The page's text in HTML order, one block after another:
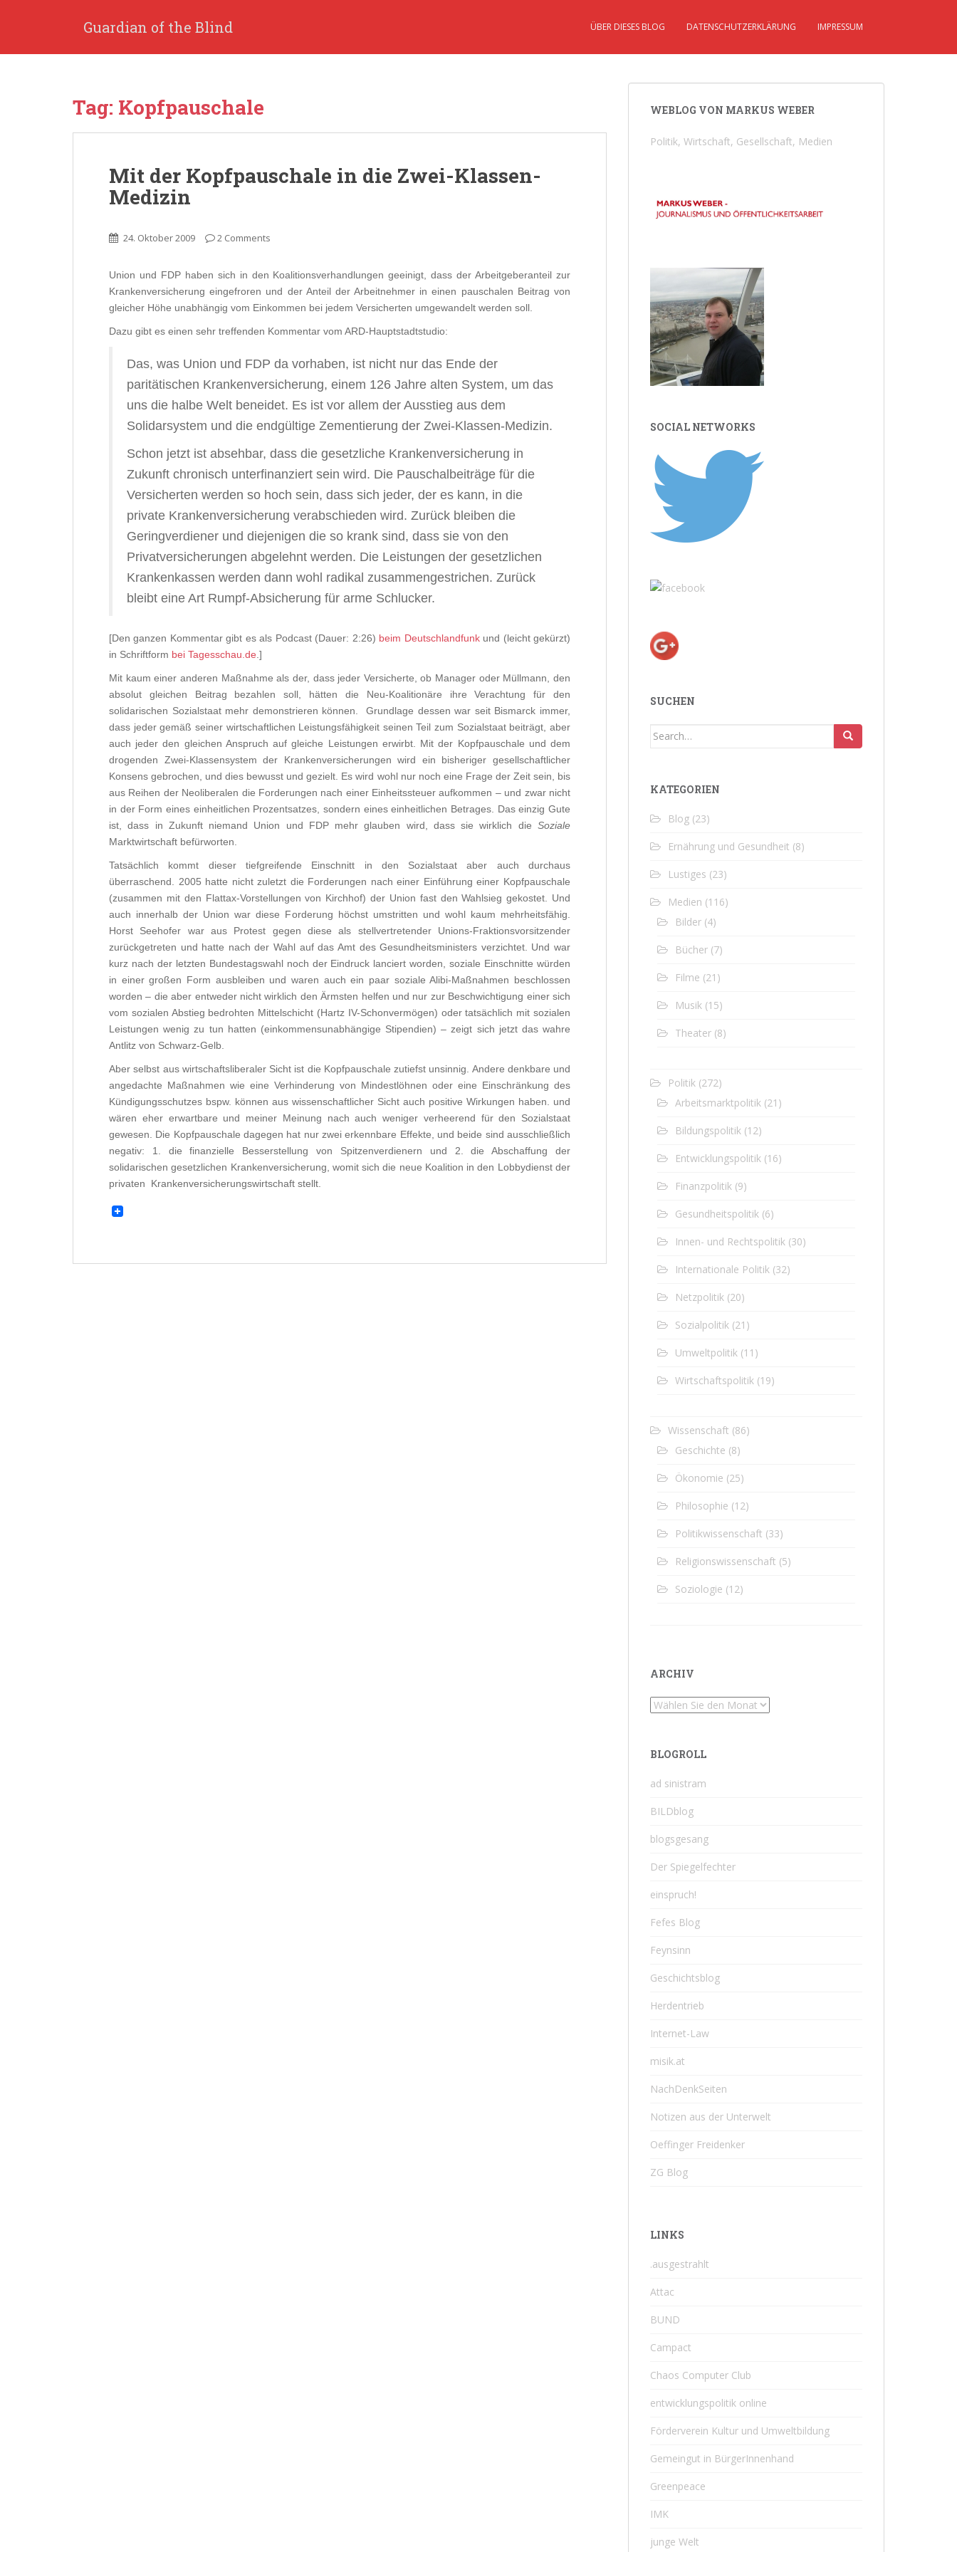
p
Guardian of the Blind ÜBER DIESES BLOG DATENSCHUTZERKLÄRUNG IMPRESSUM
Tag: Kopfpauschale
Mit der Kopfpauschale in die Zwei-Klassen-
Medizin
24. Oktober 2009 2 Comments
Union und FDP haben sich in den Koalitionsverhandlungen geeinigt, dass der Arbeitgeberanteil zur
Krankenversicherung eingefroren und der Anteil der Arbeitnehmer in einen pauschalen Beitrag von
gleicher Höhe unabhängig vom Einkommen bei jedem Versicherten umgewandelt werden soll.
Dazu gibt es einen sehr treffenden Kommentar vom ARD-Hauptstadtstudio:
Das, was Union und FDP da vorhaben, ist nicht nur das Ende der
paritätischen Krankenversicherung, einem 126 Jahre alten System, um das
uns die halbe Welt beneidet. Es ist vor allem der Ausstieg aus dem
Solidarsystem und die endgültige Zementierung der Zwei-Klassen-Medizin.
Schon jetzt ist absehbar, dass die gesetzliche Krankenversicherung in
Zukunft chronisch unterfinanziert sein wird. Die Pauschalbeiträge für die
Versicherten werden so hoch sein, dass sich jeder, der es kann, in die
private Krankenversicherung verabschieden wird. Zurück bleiben die
Geringverdiener und diejenigen die so krank sind, dass sie von den
Privatversicherungen abgelehnt werden. Die Leistungen der gesetzlichen
Krankenkassen werden dann wohl radikal zusammengestrichen. Zurück
bleibt eine Art Rumpf-Absicherung für arme Schlucker.
[Den ganzen Kommentar gibt es als Podcast (Dauer: 2:26) beim Deutschlandfunkund (leicht gekürzt)
in Schriftform bei Tagesschau.de .]
Mit kaum einer anderen Maßnahme als der, dass jeder Versicherte, ob Manager oder Müllmann, den
absolut gleichen Beitrag bezahlen soll, hätten die Neu-Koalitionäre ihre Verachtung für den
solidarischen Sozialstaat mehr demonstrieren können. Grundlage dessen war seit Bismarck immer,
dass jeder gemäß seiner wirtschaftlichen Leistungsfähigkeit seinen Teil zum Sozialstaat beiträgt, aber
auch jeder den gleichen Anspruch auf gleiche Leistungen erwirbt. Mit der Kopfpauschale und dem
drogenden Zwei-Klassensystem der Krankenversicherungen wird ein bisheriger gesellschaftlicher
Konsens gebrochen, und dies bewusst und gezielt. Es wird wohl nur noch eine Frage der Zeit sein, bis
aus Reihen der Neoliberalen die Forderungen nach einer Einheitssteuer aufkommen – und zwar nicht
in der Form eines einheitlichen Prozentsatzes, sondern eines einheitlichen Betrages. Das einzig Gute
ist, dass in Zukunft niemand Union und FDP mehr glauben wird, dass sie wirklich die Soziale
Marktwirtschaft befürworten.
Tatsächlich kommt dieser tiefgreifende Einschnitt in den Sozialstaat aber auch durchaus
überraschend. 2005 hatte nicht zuletzt die Forderungen nach einer Einführung einer Kopfpauschale
(zusammen mit den Flattax-Vorstellungen von Kirchhof) der Union fast den Wahlsieg gekostet. Und
auch innerhalb der Union war diese Forderung höchst umstritten und wohl kaum mehrheitsfähig.
Horst Seehofer war aus Protest gegen diese als stellvertretender Unions-Fraktionsvorsitzender
zurückgetreten und hatte nach der Wahl auf das Amt des Gesundheitsministers verzichtet. Und war
kurz nach der letzten Bundestagswahl noch der Eindruck lanciert worden, soziale Einschnitte würden
in einer großen Form ausbleiben und waren auch ein paar soziale Alibi-Maßnahmen beschlossen
worden – die aber entweder nicht wirklich den Ärmsten helfen und nur zur Beschwichtigung einer sich
vom sozialen Abstieg bedrohten Mittelschicht (Hartz IV-Schonvermögen) oder tatsächlich mit sozialen
Leistungen wenig zu tun hatten (einkommensunabhängige Stipendien) – zeigt sich jetzt das wahre
Antlitz von Schwarz-Gelb.
Aber selbst aus wirtschaftsliberaler Sicht ist die Kopfpauschale zutiefst unsinnig. Andere denkbare und
angedachte Maßnahmen wie eine Verhinderung von Mindestlöhnen oder eine Einschränkung des
Kündigungsschutzes bspw. können aus wissenschaftlicher Sicht auch positive Wirkungen haben. und
wären eher erwartbare und meiner Meinung nach auch weniger verheerend für den Sozialstaat
gewesen. Die Kopfpauschale dagegen hat nur zwei erkennbare Effekte, und beide sind ausschließlich
negativ: 1. die finanzielle Besserstellung von Spitzenverdienern und 2. die Abschaffung der
solidarischen gesetzlichen Krankenversicherung, womit sich die neue Koalition in den Lobbydienst der
privaten Krankenversicherungswirtschaft stellt.
WEBLOG VON MARKUS WEBER
Politik, Wirtschaft, Gesellschaft, Medien
SOCIAL NETWORKS
SUCHEN
Search
KATEGORIEN
Blog (23)
Ernährung und Gesundheit (8)
Lustiges (23)
Medien (116)
Bilder (4)
Bücher (7)
Filme (21)
Musik (15)
Theater (8)
Politik (272)
Arbeitsmarktpolitik (21)
Bildungspolitik (12)
Entwicklungspolitik (16)
Finanzpolitik (9)
Gesundheitspolitik (6)
Innen- und Rechtspolitik (30)
Internationale Politik (32)
Netzpolitik (20)
Sozialpolitik (21)
Umweltpolitik (11)
Wirtschaftspolitik (19)
Wissenschaft (86)
Geschichte (8)
Ökonomie (25)
Philosophie (12)
Politikwissenschaft (33)
Religionswissenschaft (5)
Soziologie (12)
ARCHIV
Archiv
BLOGROLL
ad sinistram
BILDblog
blogsgesang
Der Spiegelfechter
einspruch!
Fefes Blog
Feynsinn
Geschichtsblog
Herdentrieb
Internet-Law
misik.at
NachDenkSeiten
Notizen aus der Unterwelt
Oeffinger Freidenker
ZG Blog
LINKS
.ausgestrahlt
Attac
BUND
Campact
Chaos Computer Club
entwicklungspolitik online
Förderverein Kultur und Umweltbildung
Gemeingut in BürgerInnenhand
Greenpeace
IMK
junge Welt